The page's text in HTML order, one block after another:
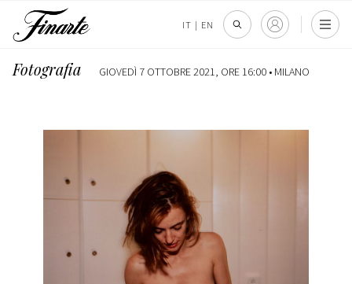
IT | EN
Fotografia GIOVEDÌ 7 OTTOBRE 2021, ORE 16:00 • MILANO